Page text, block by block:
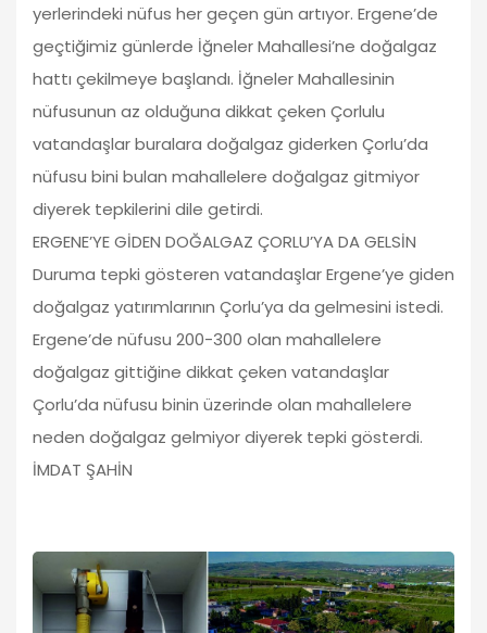
yerlerindeki nüfus her geçen gün artıyor. Ergene’de
geçtiğimiz günlerde İğneler Mahallesi’ne doğalgaz
hattı çekilmeye başlandı. İğneler Mahallesinin
nüfusunun az olduğuna dikkat çeken Çorlulu
vatandaşlar buralara doğalgaz giderken Çorlu’da
nüfusu bini bulan mahallelere doğalgaz gitmiyor
diyerek tepkilerini dile getirdi.
ERGENE’YE GİDEN DOĞALGAZ ÇORLU’YA DA GELSİN
Duruma tepki gösteren vatandaşlar Ergene’ye giden
doğalgaz yatırımlarının Çorlu’ya da gelmesini istedi.
Ergene’de nüfusu 200-300 olan mahallelere
doğalgaz gittiğine dikkat çeken vatandaşlar
Çorlu’da nüfusu binin üzerinde olan mahallelere
neden doğalgaz gelmiyor diyerek tepki gösterdi.
İMDAT ŞAHİN